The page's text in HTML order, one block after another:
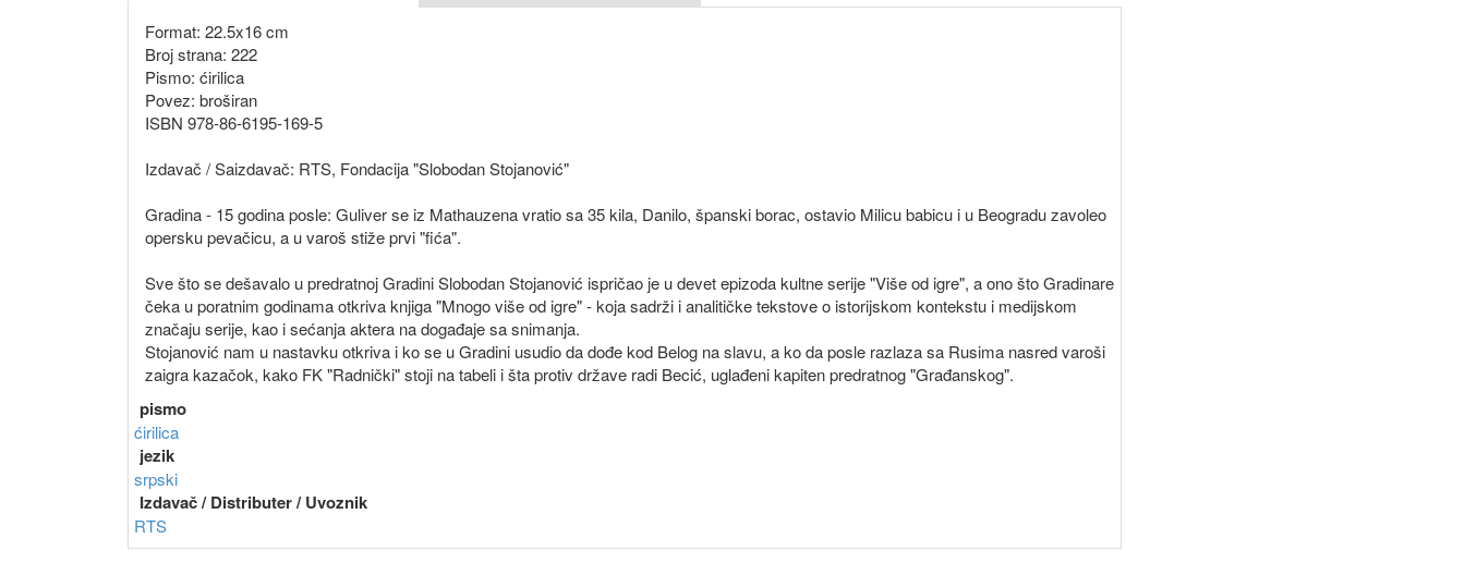
Format: 22.5x16 cm
Broj strana: 222
Pismo: ćirilica
Povez: broširan
ISBN 978-86-6195-169-5
Izdavač / Saizdavač: RTS, Fondacija "Slobodan Stojanović"
Gradina - 15 godina posle: Guliver se iz Mathauzena vratio sa 35 kila, Danilo, španski borac, ostavio Milicu babicu i u Beogradu zavoleo
opersku pevačicu, a u varoš stiže prvi "fića".
Sve što se dešavalo u predratnoj Gradini Slobodan Stojanović ispričao je u devet epizoda kultne serije "Više od igre", a ono što Gradinare
čeka u poratnim godinama otkriva knjiga "Mnogo više od igre" - koja sadrži i analitičke tekstove o istorijskom kontekstu i medijskom
značaju serije, kao i sećanja aktera na događaje sa snimanja.
Stojanović nam u nastavku otkriva i ko se u Gradini usudio da dođe kod Belog na slavu, a ko da posle razlaza sa Rusima nasred varoši
zaigra kazačok, kako FK "Radnički" stoji na tabeli i šta protiv države radi Becić, uglađeni kapiten predratnog "Građanskog".
pismo
ćirilica
jezik
srpski
Izdavač / Distributer / Uvoznik
RTS